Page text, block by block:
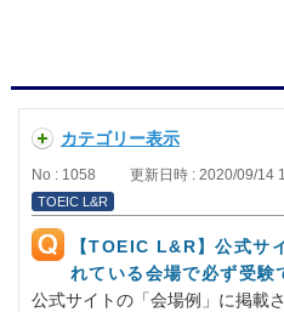
カテゴリー表示
No : 1058 更新日時 : 2020/09/14
TOEIC L&R
【TOEIC L&R】公式サ
れている会場で必ず受験
公式サイトの「会場例」に掲載